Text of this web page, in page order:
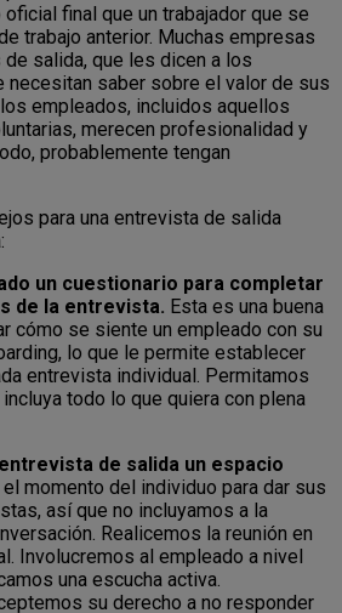
final que un trabajador que se
trabajo anterior. Muchas empresas
salida, que les dicen a los
necesitan saber sobre el valor de sus
empleados, incluidos aquellos
merecen profesionalidad y
probablemente tengan
para una entrevista de salida
un cuestionario para completar
de la entrevista. Esta es una buena
cómo se siente un empleado con su
lo que le permite establecer
entrevista individual. Permitamos
todo lo que quiera con plena
de salida un espacio
el momento del individuo para dar sus
así que no incluyamos a la
Realicemos la reunión en
Involucremos al empleado a nivel
una escucha activa.
su derecho a no responder